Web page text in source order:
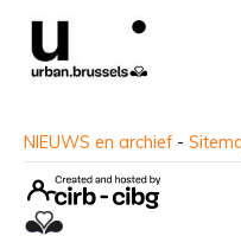
NIEUWS en archief -